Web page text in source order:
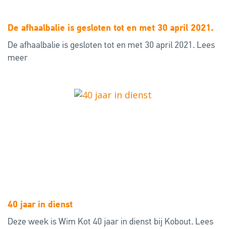
De afhaalbalie is gesloten tot en met 30 april 2021.
De afhaalbalie is gesloten tot en met 30 april 2021. Lees
meer
40 jaar in dienst
Deze week is Wim Kot 40 jaar in dienst bij Kobout. Lees